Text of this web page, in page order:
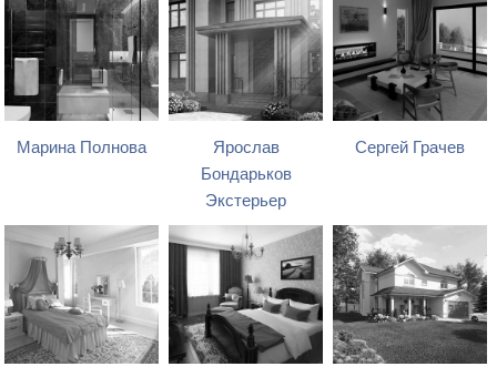
Марина Полнова
Ярослав
Бондарьков
Экстерьер
Сергей Грачев